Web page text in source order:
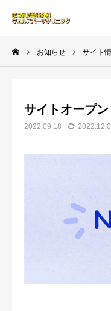
お知らせ サイト
サイトオープン
2022.09.18
WEB予約
クリニック案内